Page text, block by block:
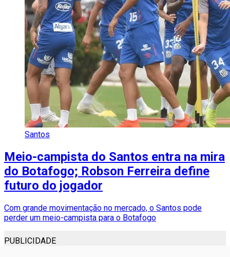
Santos
Meio-campista do Santos entra na mira
do Botafogo; Robson Ferreira define
futuro do jogador
Com grande movimentação no mercado, o Santos pode
perder um meio-campista para o Botafogo
PUBLICIDADE